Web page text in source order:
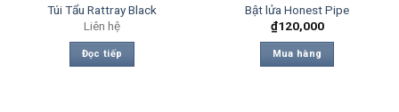
Túi Tẩu Rattray Black
Liên hệ
Đọc tiếp
Bật lửa Honest Pipe
₫120,000
Mua hàng